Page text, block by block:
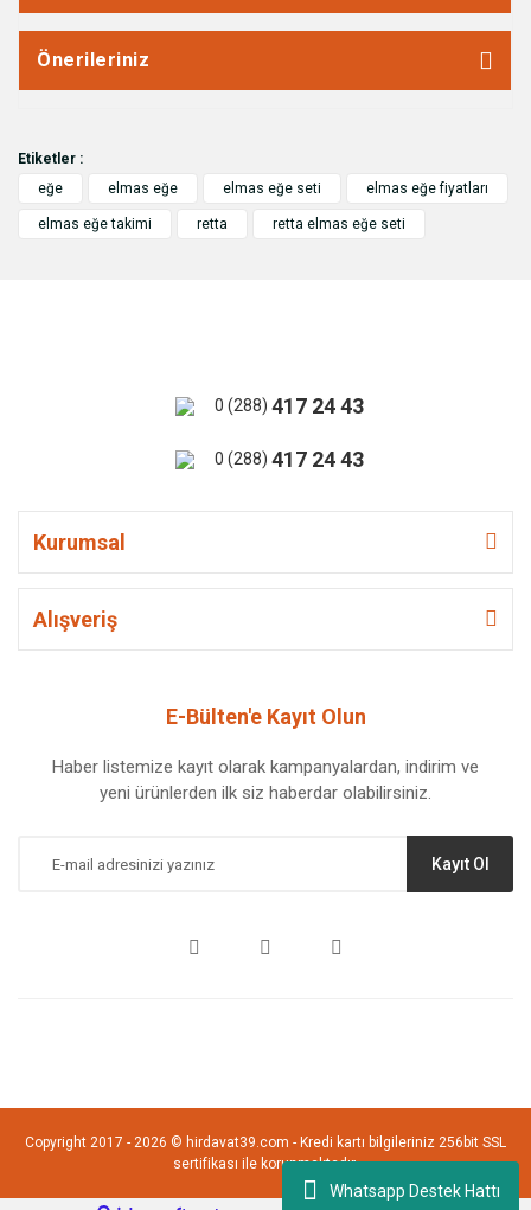
Whatsapp Destek Hattı
Önerileriniz
Etiketler :
eğe
elmas eğe elmas eğe seti elmas eğe fiyatları
elmas eğe takimi retta retta elmas eğe seti
0 (288) 417 24 43
0 (288) 417 24 43
Kurumsal
Alışveriş
E-Bülten'e Kayıt Olun
Haber listemize kayıt olarak kampanyalardan, indirim ve
yeni ürünlerden ilk siz haberdar olabilirsiniz.
Kayıt Ol
Copyright 2017 - 2026 © hirdavat39.com - Kredi kartı bilgileriniz 256bit SSL
sertifikası ile korunmaktadır.